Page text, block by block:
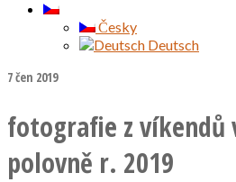
Česky
Deutsch
7čen 2019
fotografie z víkendů
polovně r. 2019